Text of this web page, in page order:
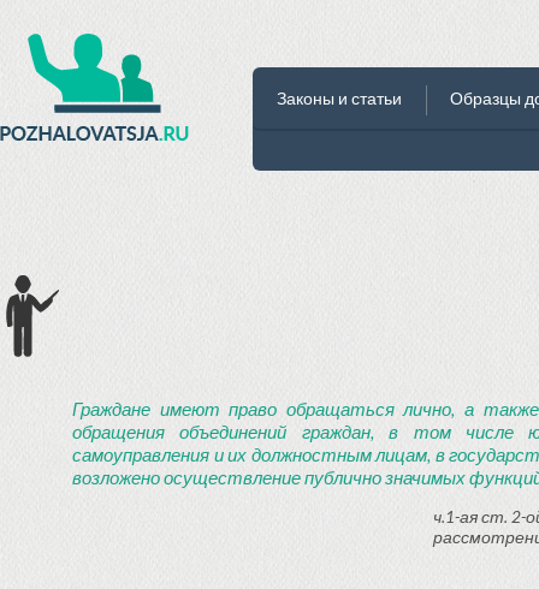
Законы и статьи Образцы
Граждане имеют право обращаться лично, а
обращения объединений граждан, в том числе
самоуправления и их должностным лицам, в
возложено осуществление публично значимых
ч.1-ая ст. 2-